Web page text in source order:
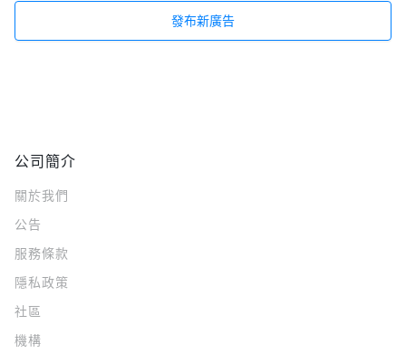
發布新廣告
公司簡介
關於我們
公告
服務條款
隱私政策
社區
機構